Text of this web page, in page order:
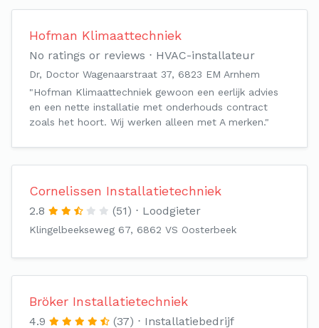
Hofman Klimaattechniek
No ratings or reviews HVAC-installateur
Dr, Doctor Wagenaarstraat 37, 6823 EM Arnhem
"Hofman Klimaattechniek gewoon een eerlijk advies
en een nette installatie met onderhouds contract
zoals het hoort. Wij werken alleen met A merken."
Cornelissen Installatietechniek
2.8 (51) Loodgieter
Klingelbeekseweg 67, 6862 VS Oosterbeek
Bröker Installatietechniek
4.9 (37) Installatiebedrijf